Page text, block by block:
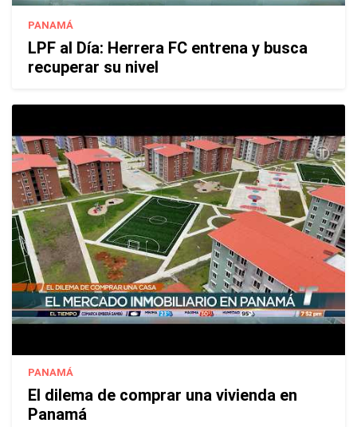
PANAMÁ
LPF al Día: Herrera FC entrena y busca
recuperar su nivel
PANAMÁ
El dilema de comprar una vivienda en
Panamá